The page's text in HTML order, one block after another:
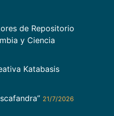
de Repositorio
y Ciencia
Katabasis
21/7/2026